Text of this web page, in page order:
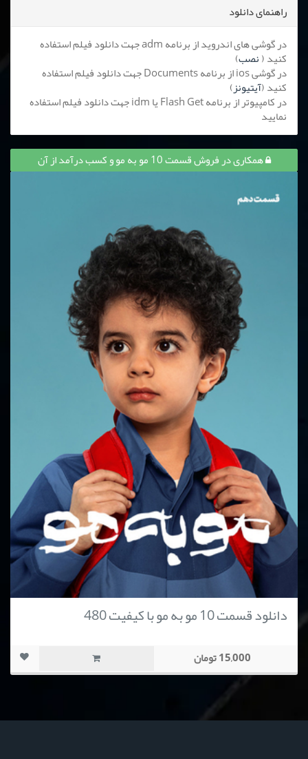
راهنمای دانلود
در گوشی های اندروید از برنامه adm جهت دانلود فیلم استفاده
کنید (نصب)
در گوشی ios از برنامه Documents جهت دانلود فیلم استفاده
کنید (آیتیونز)
در کامپیوتر از برنامه Flash Get یا idm جهت دانلود فیلم استفاده
نمایید
همکاری در فروش قسمت 10 مو به مو و کسب درآمد از آن
دانلود قسمت 10 مو به مو با کیفیت 480
15,000 تومان